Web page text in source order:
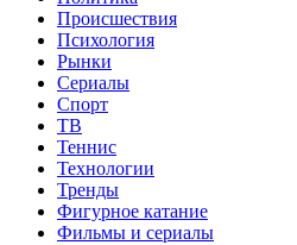
Происшествия
Психология
Рынки
Сериалы
Спорт
ТВ
Теннис
Технологии
Тренды
Фигурное катание
Фильмы и сериалы